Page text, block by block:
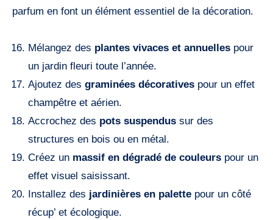
parfum en font un élément essentiel de la décoration.
Mélangez des plantes vivaces et annuellespour
un jardin fleuri toute l’année.
Ajoutez des graminées décorativespour un effet
champêtre et aérien.
Accrochez des pots suspendussur des
structures en bois ou en métal.
Créez un massif en dégradé de couleurspour un
effet visuel saisissant.
Installez des jardinières en palettepour un côté
récup’ et écologique.